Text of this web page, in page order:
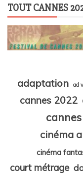
TOUT CANNES
adaptation ad
cannes 2022
cinéma
cinéma
court métrage